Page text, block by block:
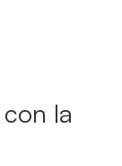
la